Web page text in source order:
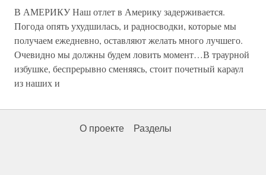
В АМЕРИКУ Наш отлет в Америку задерживается.
Погода опять ухудшилась, и радносводки, которые мы
получаем ежедневно, оставляют желать много лучшего.
Очевидно мы должны будем ловить момент…В траурной
избушке, беспрерывно сменяясь, стоит почетный караул
из наших и
О проекте Разделы